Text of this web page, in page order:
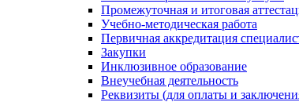
Промежуточная и итоговая
Учебно-методическая работа
Первичная аккредитация
Закупки
Инклюзивное образование
Внеучебная деятельность
Реквизиты (для оплаты и